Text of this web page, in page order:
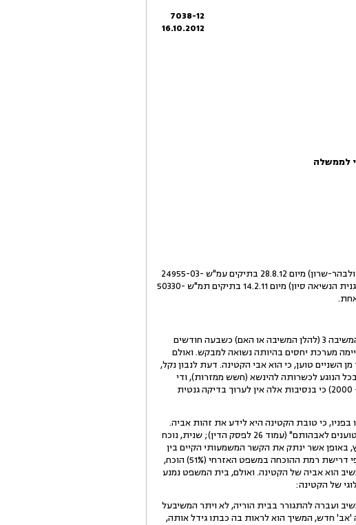
7038-12
16.10.2012
א. בקשת רשות ערעור על פסק דינו של בית המשפט המחוזי בתל אביב (השופטים שנלר, ד"ר ורדי ולבהר-שרון) מיום 28.8.12 בתיקים עמ"ש 24955-03-
11 ועמ"ש 60381-03-11, בגדרו התקבל ערעור המשיב 1 על פסק דינו של בית המשפט לענייני משפחה (סגנית הנשיאה סיון) מיום 14.2.11 בתיקים תמ"ש 50330-
ב. עניינו של ההליך בשאלת זהות אביה של קטינה ילידת 2004 (להלן הקטינה). את הקטינה ילדה המשיבה 3 (להלן המשיבה או האם) כשבעה חודשים
כי הקטינה היא בתו של המשיב 1 (להלן המשיב) עמו קיימה מערכת יחסים בהיותה נשואה למבקש. ואולם
טוען, כי הוא אבי הקטינה. דעת לנבון נקל,
הנוגע לכשרותה להינשא (חשש ממזרות), ודי
לציין כי מסיבה זו חיווה נשיא בית הדין הרבני הגדול דעתו (לפי סעיף 28ה(א) לחוק מידע גנטי, תשס"א - 2000) כי בנסיבות אלה אין לערוך בדיקה גנטית
כי טובת הקטינה היא לידע את זהות אביה.
זאת משני טעמים קונקרטיים עיקריים: ראשית, "הנזק הנפשי בו מצויה הקטינה, מהעובדה כי שני אבות טוענים לאבהותם" (עמוד 26 לפסק הדין); שנית, נוכח
באופן אשר ינתק את הקשר המשמעותי הקיים בין
הקטינה לבין המשיב. על רקע האמור קבע בית המשפט, לפי התשתית העובדתית שהונחה בפניו, ועל "פי דרישת רמת ההוכחה במשפט האזרחי (51%) הוכח,
הדין); קרי, כי סביר יותר שהמשיב הוא אביה של הקטינה. ואולם, בית המשפט נמנע
של הקטינה:
ועברה להתגורר בבית הוריה, לא ויתר המשיבעל
חדש, המשיך הוא לראות בה כבתו גידל אותה,